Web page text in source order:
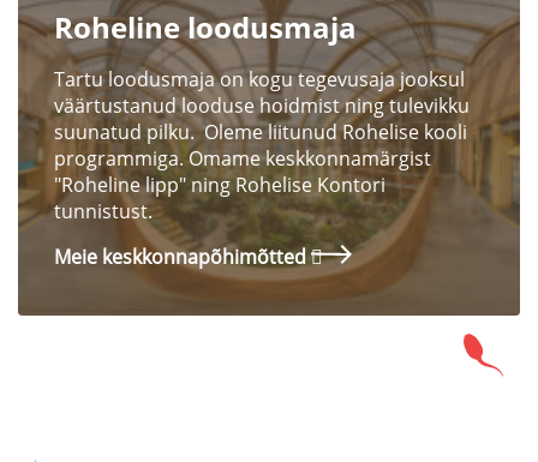
Roheline loodusmaja
Tartu loodusmaja on kogu tegevusaja jooksul
väärtustanud looduse hoidmist ning tulevikku
suunatud pilku. Oleme liitunud Rohelise kooli
programmiga. Omame keskkonnamärgist
"Roheline lipp" ning Rohelise Kontori
tunnistust.
Meie keskkonnapõhimõtted